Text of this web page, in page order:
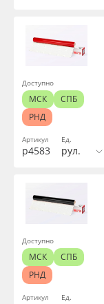
Артикул
р4583
Ед.
рул.
Доступно
МСК
СПБ
РНД
Артикул Ед.
Доступно
МСК
СПБ
РНД